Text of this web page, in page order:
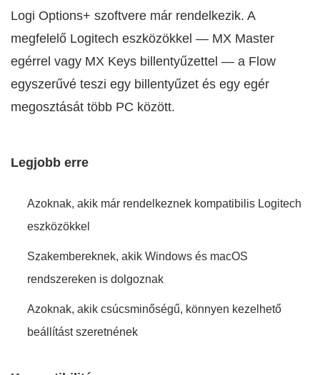
Logi Options+ szoftvere már rendelkezik. A
megfelelő Logitech eszközökkel — MX Master
egérrel vagy MX Keys billentyűzettel — a Flow
egyszerűvé teszi egy billentyűzet és egy egér
megosztását több PC között.
Legjobb erre
Azoknak, akik már rendelkeznek kompatibilis Logitech
eszközökkel
Szakembereknek, akik Windows és macOS
rendszereken is dolgoznak
Azoknak, akik csúcsminőségű, könnyen kezelhető
beállítást szeretnének